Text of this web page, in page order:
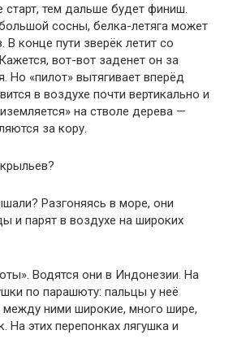
тем дальше будет финиш.
сосны, белка-летяга может
В конце пути зверёк летит со
вот-вот заденет он за
Но «пилот» вытягивает вперёд
в воздухе почти вертикально и
на стволе дерева —
за кору.
Разгоняясь в море, они
и парят в воздухе на широких
Водятся они в Индонезии. На
по парашюту: пальцы у неё
между ними широкие, много шире,
На этих перепонках лягушка и